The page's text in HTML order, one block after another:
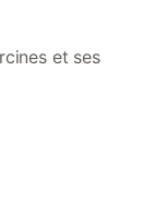
et ses